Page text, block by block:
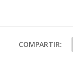
COMPARTIR: